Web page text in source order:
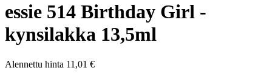
essie 514 Birthday Girl -
kynsilakka 13,5ml
Alennettu hinta 11,01 €